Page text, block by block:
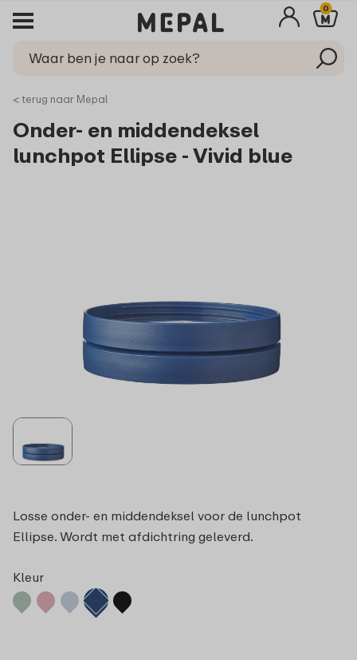
0
< terug naar Mepal
Onder- en middendeksel
lunchpot Ellipse - Vivid blue
Losse onder- en middendeksel voor de lunchpot
Ellipse. Wordt met afdichtring geleverd.
Kleur